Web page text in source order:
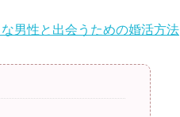
男性と出会うための婚活方法